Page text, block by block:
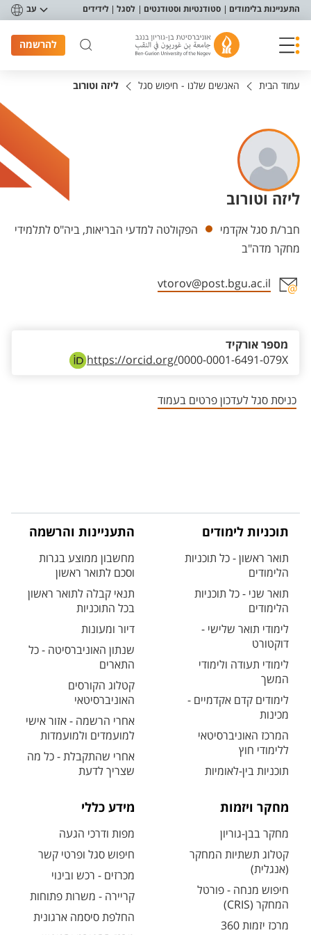
תפריט נגישות
התעניינות בלימודים סטודנטיות וסטודנטים לסגל לידידים עב
להרשמה
עמוד הבית האנשים שלנו - חיפוש סגל ליזה וטורוב
ליזה וטורוב
יחידות
חבר/ת סגל אקדמי
הפקולטה למדעי הבריאות, ביה"ס לתלמידי
מחקר מדה"ב
vtorov@post.bgu.ac.il
https://orcid.org/0000-0001-6491-079X
מספר אורקיד
כניסת סגל לעדכון פרטים בעמוד
תוכניות לימודים
תואר ראשון - כל תוכניות
הלימודים
תואר שני - כל תוכניות
הלימודים
לימודי תואר שלישי -
דוקטורט
לימודי תעודה ולימודי
המשך
לימודים קדם אקדמיים -
מכינות
המרכז האוניברסיטאי
ללימודי חוץ
תוכניות בין-לאומיות
התעניינות והרשמה
מחשבון ממוצע בגרות
וסכם לתואר ראשון
תנאי קבלה לתואר ראשון
בכל התוכניות
דיור ומעונות
שנתון האוניברסיטה - כל
התארים
קטלוג הקורסים
האוניברסיטאי
אחרי הרשמה - אזור אישי
למועמדים ולמועמדות
אחרי שהתקבלת - כל מה
שצריך לדעת
מחקר ויזמות
מחקר בבן-גוריון
קטלוג תשתיות המחקר
(אנגלית)
חיפוש מנחה - פורטל
המחקר (CRIS)
מרכז יזמות 360
מידע כללי
מפות ודרכי הגעה
חיפוש סגל ופרטי קשר
מכרזים - רכש ובינוי
קריירה - משרות פתוחות
החלפת סיסמה ארגונית